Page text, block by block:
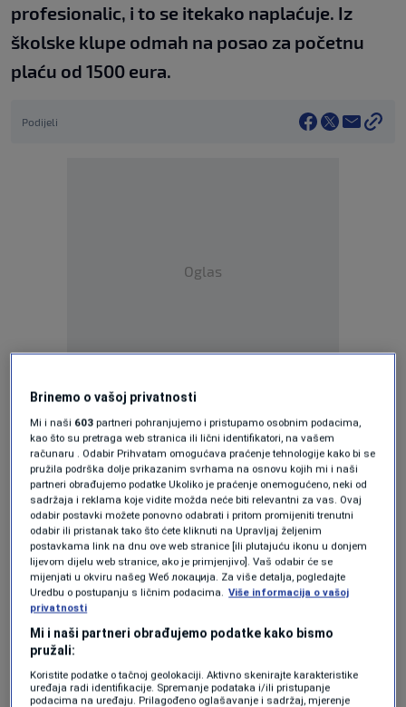
profesionalic, i to se itekako naplaćuje. Iz
školske klupe odmah na posao za početnu
plaću od 1500 eura.
Podijeli
Oglas
Hrvatska je domaćin prestižnog natjecanja
mladih mehaničara iz cijele Europe.
Stipe Selak iz splitske Obrtničke škole oduvijek
je znao što želi raditi.: "Kao mali gledao sam
videe, popravljao, a kad sam završio osnovnu
školu odlučio sam da to želim dignuti na veći
nivo, na aute motore i tako to."
U tri dana natjecanja mladi mehaničari odradit
će ukupno 13 složenih zadataka. Sve pod
budnim okom sudaca.
Brinemo o vašoj privatnosti
Mi i naši 603 partneri pohranjujemo i pristupamo osobnim podacima,
kao što su pretraga web stranica ili lični identifikatori, na vašem
računaru . Odabir Prihvatam omogućava praćenje tehnologije kako bi se
pružila podrška dolje prikazanim svrhama na osnovu kojih mi i naši
partneri obrađujemo podatke Ukoliko je praćenje onemogućeno, neki od
sadržaja i reklama koje vidite možda neće biti relevantni za vas. Ovaj
odabir postavki možete ponovno odabrati i pritom promijeniti trenutni
odabir ili pristanak tako što ćete kliknuti na Upravljaj željenim
postavkama link na dnu ove web stranice [ili plutajuću ikonu u donjem
lijevom dijelu web stranice, ako je primjenjivo]. Vaš odabir će se
mijenjati u okviru našeg Wеб локација. Za više detalja, pogledajte
Uredbu o postupanju s ličnim podacima. Više informacija o vašoj
privatnosti
Mi i naši partneri obrađujemo podatke kako bismo
pružali:
Koristite podatke o tačnoj geolokaciji. Aktivno skenirajte karakteristike
uređaja radi identifikacije. Spremanje podataka i/ili pristupanje
podacima na uređaju. Prilagođeno oglašavanje i sadržaj, mjerenje